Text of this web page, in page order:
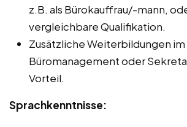
z.B. als Bürokauffrau/-mann,
vergleichbare Qualifikation.
Zusätzliche Weiterbildungen
Büromanagement oder
Vorteil.
Sprachkenntnisse: